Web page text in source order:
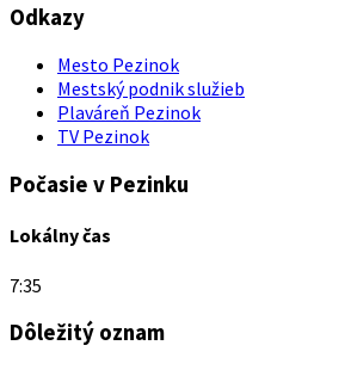
Odkazy
Mesto Pezinok
Mestský podnik služieb
Plaváreň Pezinok
TV Pezinok
Počasie v Pezinku
Lokálny čas
7:35
Dôležitý oznam